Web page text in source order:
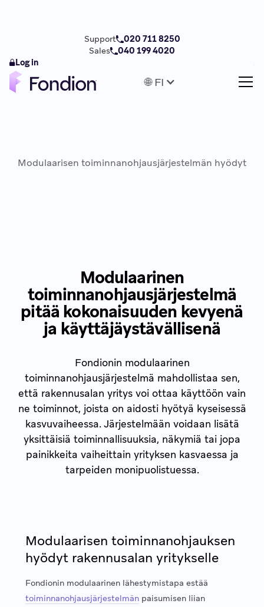
🌐 FI
Support
020 711 8250
Sales
040 199 4020
Log in
Modulaarisen toiminnanohjausjärjestelmän hyödyt
Modulaarinen
toiminnanohjausjärjestelmä
pitää kokonaisuuden kevyenä
ja käyttäjäystävällisenä
Fondionin modulaarinen
toiminnanohjausjärjestelmä mahdollistaa sen,
että rakennusalan yritys voi ottaa käyttöön vain
ne toiminnot, joista on aidosti hyötyä kyseisessä
kasvuvaiheessa. Järjestelmään voidaan lisätä
yksittäisiä toiminnallisuuksia, näkymiä tai jopa
painikkeita vaiheittain yrityksen kasvaessa ja
tarpeiden monipuolistuessa.
Modulaarisen toiminnanohjauksen
hyödyt rakennusalan yritykselle
Fondionin modulaarinen lähestymistapa estää
toiminnanohjausjärjestelmänpaisumisen liian